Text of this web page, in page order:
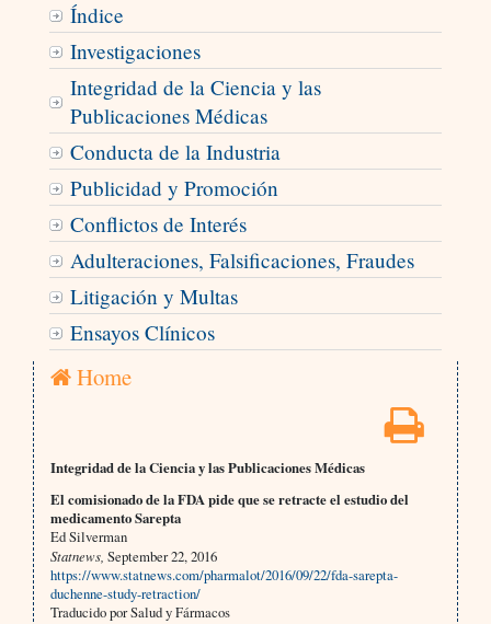
Índice
Investigaciones
Integridad de la Ciencia y las
Publicaciones Médicas
Conducta de la Industria
Publicidad y Promoción
Conflictos de Interés
Adulteraciones, Falsificaciones, Fraudes
Litigación y Multas
Ensayos Clínicos
Home
Integridad de la Ciencia y las Publicaciones Médicas
El comisionado de la FDA pide que se retracte el estudio del
medicamento Sarepta
Ed Silverman
Statnews, September 22, 2016
https://www.statnews.com/pharmalot/2016/09/22/fda-sarepta-
duchenne-study-retraction/
Traducido por Salud y Fármacos